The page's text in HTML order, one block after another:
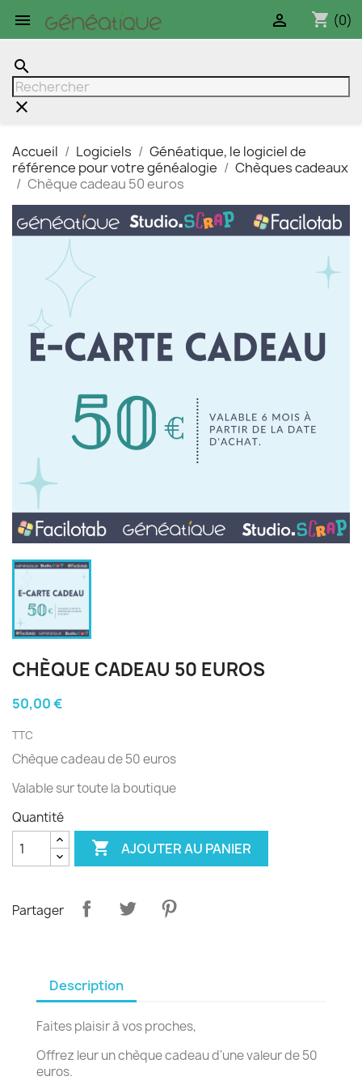
 shopping_cart (0)

search
clear
Accueil Logiciels
Généatique, le logiciel de
référence pour votre généalogie
Chèques cadeaux
Chèque cadeau 50 euros
CHÈQUE CADEAU 50 EUROS
50,00 €
TTC
Chèque cadeau de 50 euros
Valable sur toute la boutique
Quantité
 AJOUTER AU PANIER
Partager
Description
Faites plaisir à vos proches,
Offrez leur un chèque cadeau d'une valeur de 50
euros.